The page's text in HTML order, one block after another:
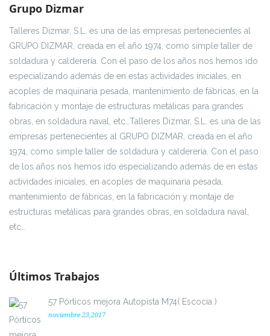
Grupo Dizmar
Talleres Dizmar, S.L. es una de las empresas pertenecientes al
GRUPO DIZMAR, creada en el año 1974, como simple taller de
soldadura y calderería. Con el paso de los años nos hemos ido
especializando además de en estas actividades iniciales, en
acoples de maquinaria pesada, mantenimiento de fábricas, en la
fabricación y montaje de estructuras metálicas para grandes
obras, en soldadura naval, etc…Talleres Dizmar, S.L. es una de las
empresas pertenecientes al GRUPO DIZMAR, creada en el año
1974, como simple taller de soldadura y calderería. Con el paso
de los años nos hemos ido especializando además de en estas
actividades iniciales, en acoples de maquinaria pesada,
mantenimiento de fábricas, en la fabricación y montaje de
estructuras metálicas para grandes obras, en soldadura naval,
etc…
Últimos Trabajos
57 Pórticos mejora Autopista M74( Escocia )
noviembre 23,2017